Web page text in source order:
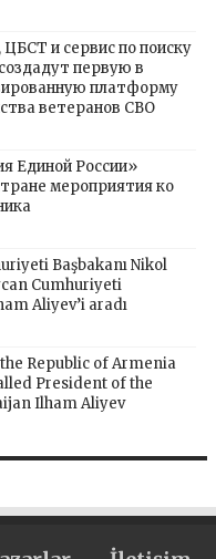
и сервис по поиску
первую в
платформу
ветеранов СВО
Единой России»
мероприятия ко
Başbakanı Nikol
Cumhuriyeti
Aliyev’i aradı
Republic of Armenia
President of the
Ilham Aliyev